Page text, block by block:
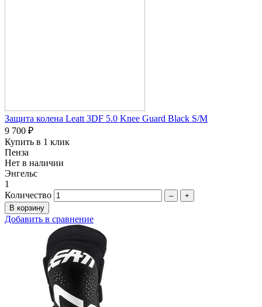
Защита колена Leatt 3DF 5.0 Knee Guard Black S/M
9 700 ₽
Купить в 1 клик
Пенза
Нет в наличии
Энгельс
1
Количество
– +
Добавить в сравнение